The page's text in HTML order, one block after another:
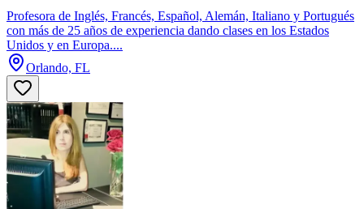
Profesora de Inglés, Francés, Español, Alemán, Italiano y Portugués
con más de 25 años de experiencia dando clases en los Estados
Unidos y en Europa....
Orlando, FL